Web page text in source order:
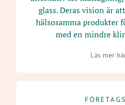
glass. Deras vision är
hälsosamma produkter
med en mindre
Läs mer